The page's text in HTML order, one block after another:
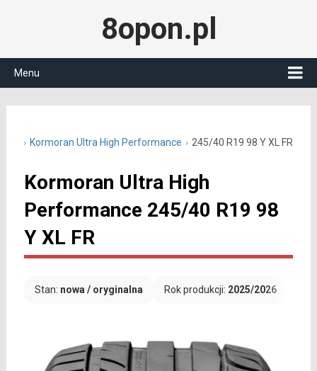
8opon.pl
Menu
Kormoran Ultra High Performance 245/40 R19 98 Y XL FR
Kormoran Ultra High
Performance 245/40 R19 98
Y XL FR
Stan: nowa / oryginalna Rok produkcji: 2025/2026